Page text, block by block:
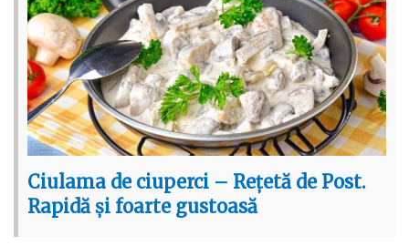
Ciulama de ciuperci – Rețetă de Post.
Rapidă și foarte gustoasă